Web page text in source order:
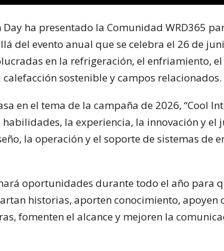
ha presentado la Comunidad WRD365
del evento anual que se celebra el 26 de
en la refrigeración, el enfriamiento,
sostenible y campos relacionados.
en el tema de la campaña de 2026, “Cool
la experiencia, la innovación y el
la operación y el soporte de sistemas de
oportunidades durante todo el año para
historias, aporten conocimiento, apoyen
fomenten el alcance y mejoren la